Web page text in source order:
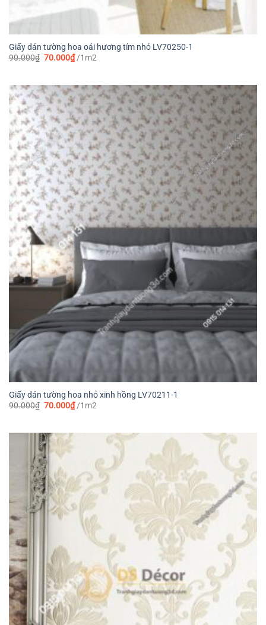
Giấy dán tường hoa oải hương tím nhỏ LV70250-1
90.000₫ Giá
70.000₫Giá
hiện
70.000₫.
/1m2
Giấy dán tường hoa nhỏ xinh hồng LV70211-1
90.000₫ Giá
70.000₫Giá
hiện
70.000₫.
/1m2